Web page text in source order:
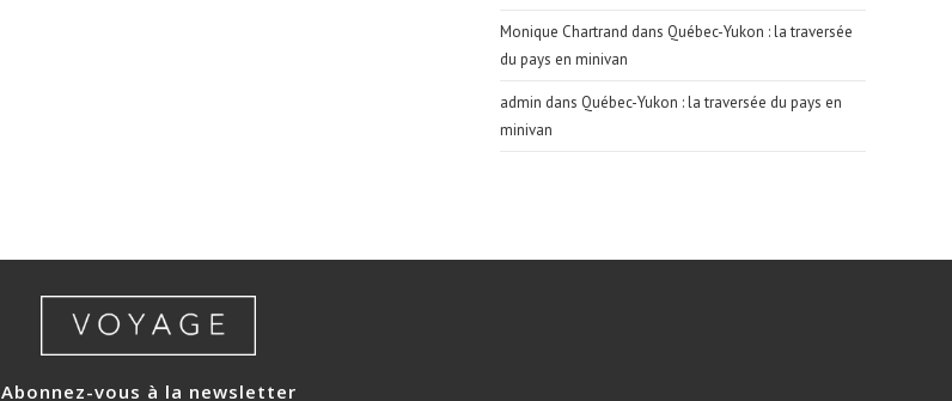
Monique Chartrand dans Québec-Yukon : la traversée
du pays en minivan
admin dans Québec-Yukon : la traversée du pays en
minivan
Abonnez-vous à la newsletter